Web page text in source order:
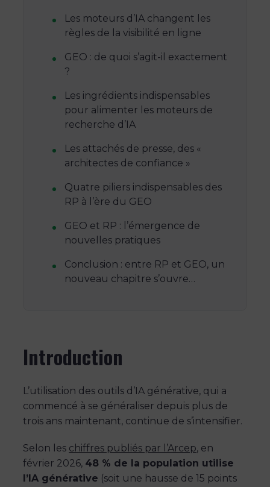
Les moteurs d’IA changent les
règles de la visibilité en ligne
GEO : de quoi s’agit-il exactement
?
Les ingrédients indispensables
pour alimenter les moteurs de
recherche d’IA
Les attachés de presse, des «
architectes de confiance »
Quatre piliers indispensables des
RP à l’ère du GEO
GEO et RP : l’émergence de
nouvelles pratiques
Conclusion : entre RP et GEO, un
nouveau chapitre s’ouvre…
Introduction
L’utilisation des outils d’IA générative, qui a
commencé à se généraliser depuis plus de
trois ans maintenant, continue de s’intensifier.
Selon les chiffres publiés par l’Arcep, en
février 2026, 48 % de la population utilise
l’IA générative (soit une hausse de 15 points